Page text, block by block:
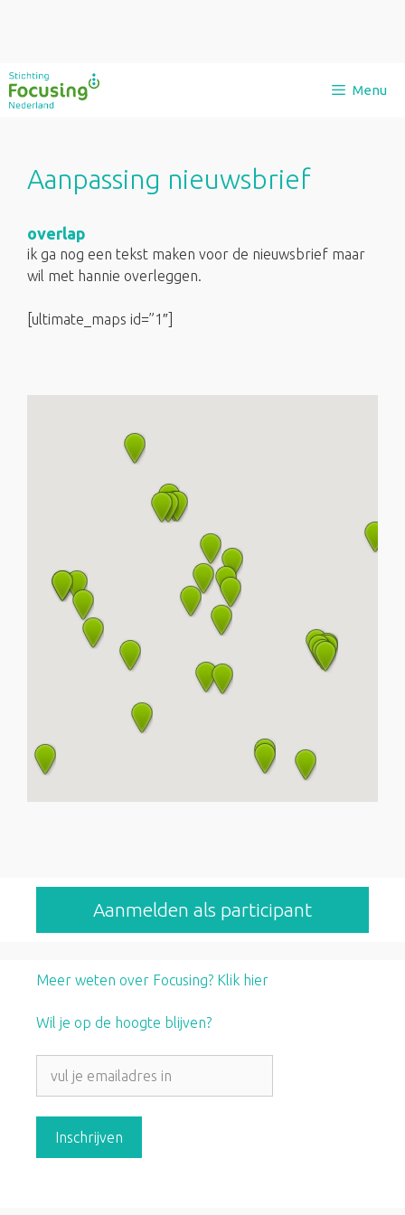
Ga
naar
Menu
Aanpassing nieuwsbrief
overlap
ik ga nog een tekst maken voor de nieuwsbrief maar
wil met hannie overleggen.
[ultimate_maps id=”1″]
Aanmelden als participant
Meer weten over Focusing? Klik hier
Wil je op de hoogte blijven?